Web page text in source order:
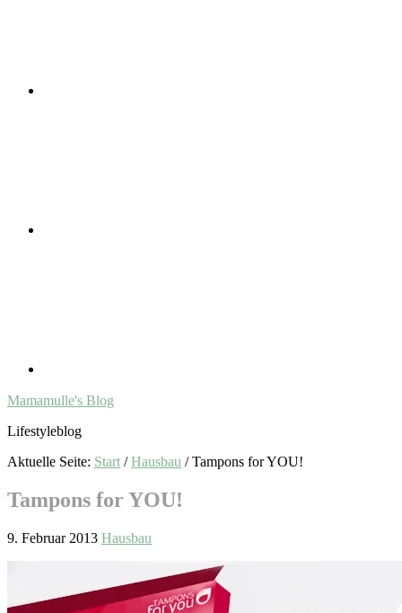
Mamamulle's Blog
Lifestyleblog
Aktuelle Seite: Start / Hausbau /Tampons for YOU!
Tampons for YOU!
9. Februar 2013 Hausbau